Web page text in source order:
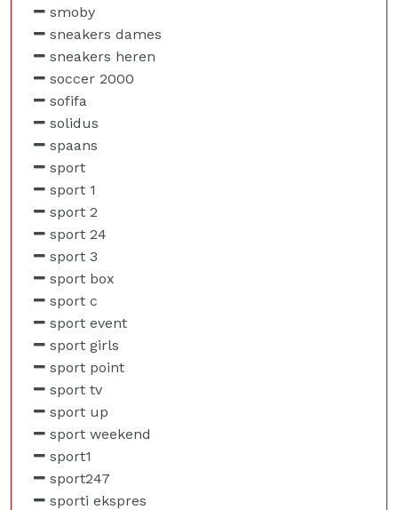
smoby
sneakers dames
sneakers heren
soccer 2000
sofifa
solidus
spaans
sport
sport 1
sport 2
sport 24
sport 3
sport box
sport c
sport event
sport girls
sport point
sport tv
sport up
sport weekend
sport1
sport247
sporti ekspres